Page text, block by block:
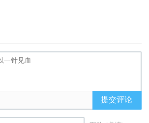
提交评论